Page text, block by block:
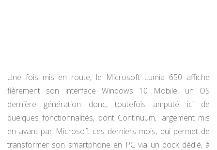
Une fois mis en route, le Microsoft Lumia 650 affiche
fièrement son interface Windows 10 Mobile, un OS
dernière génération donc, toutefois amputé ici de
quelques fonctionnalités, dont Continuum, largement mis
en avant par Microsoft ces derniers mois, qui permet de
transformer son smartphone en PC via un dock dédié, à